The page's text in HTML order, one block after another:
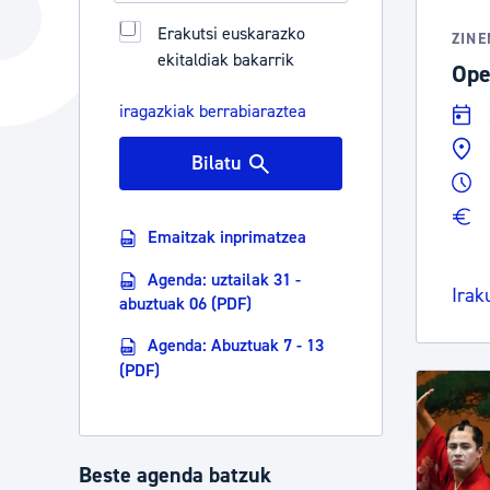
Hiria
Hiria ezagutu
Etorkizuneko hiria
Albisteak
Abisuak
Kultur
Erakutsi euskarazko
ekitaldiak bakarrik
iragazkiak berrabiaraztea
Bilatu
Emaitzak inprimatzea
Agenda: uztailak 31 -
abuztuak 06 (PDF)
Agenda: Abuztuak 7 - 13
(PDF)
Beste agenda batzuk